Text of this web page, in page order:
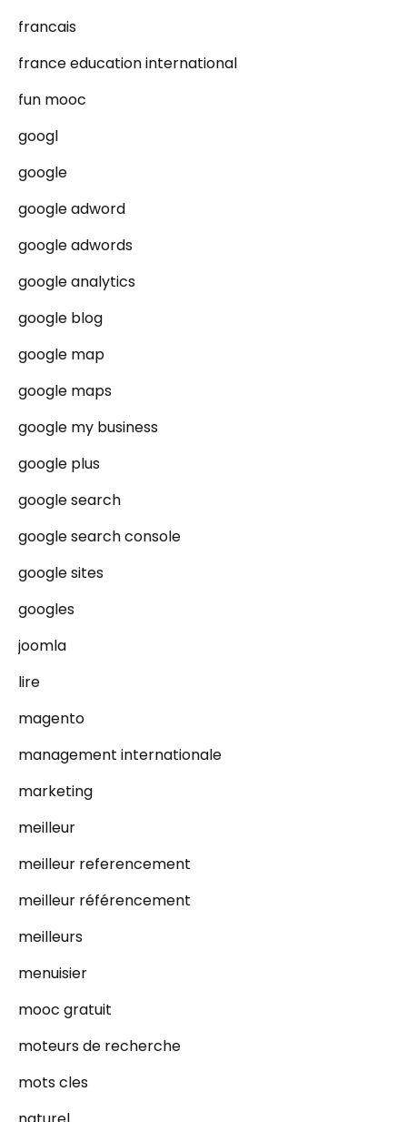
francais
france education international
fun mooc
googl
google
google adword
google adwords
google analytics
google blog
google map
google maps
google my business
google plus
google search
google search console
google sites
googles
joomla
lire
magento
management internationale
marketing
meilleur
meilleur referencement
meilleur référencement
meilleurs
menuisier
mooc gratuit
moteurs de recherche
mots cles